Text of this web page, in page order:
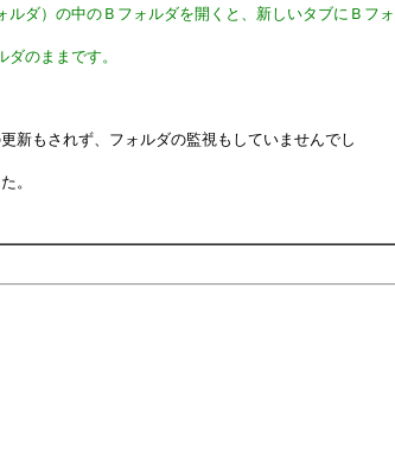
ルダ）の中のＢフォルダを開くと、新しいタブにＢフォ
のままです。
新もされず、フォルダの監視もしていませんでし
。